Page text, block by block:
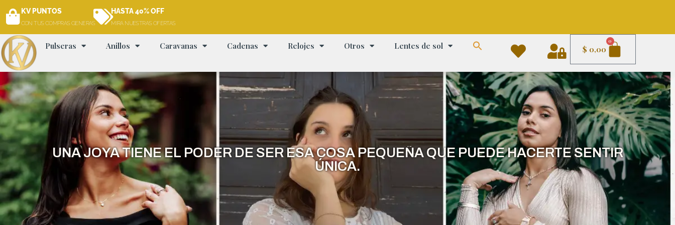
KV PUNTOS
CON TUS COMPRAS GENERAS
HASTA 40% OFF
MIRA NUESTRAS OFERTAS
Pulseras Anillos Caravanas Cadenas Relojes Otros Lentes de sol $ 0,00
0
Carrito
UNA JOYA TIENE EL PODER DE SER ESA COSA PEQUEÑA QUE PUEDE HACERTE SENTIR
ÚNICA.